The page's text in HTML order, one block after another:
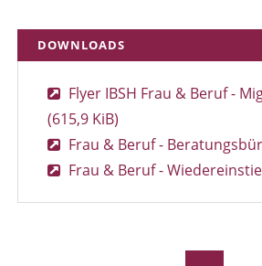
DOWNLOADS
Flyer IBSH Frau & Beruf -
(615,9 KiB)
Frau & Beruf -
Frau & Beruf -